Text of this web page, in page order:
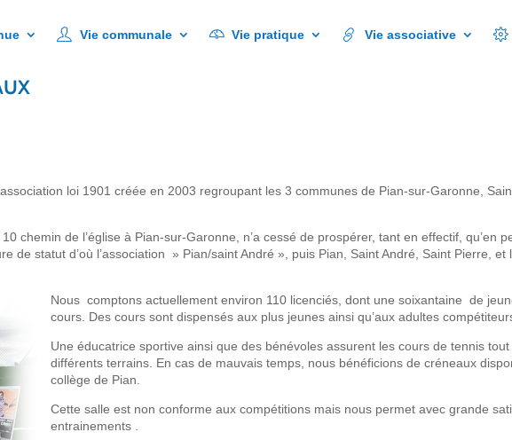
Vie communale Vie pratique Vie associative
Vie communale Vie pratique Vie associative Service
loi 1901 créée en 2003 regroupant les 3 communes de Pian-sur-Garonne,
chemin de l’église à Pian-sur-Garonne, n’a cessé de prospérer, tant en effectif, qu’en
de statut d’où l’association » Pian/saint André », puis Pian, Saint André, Saint Pierre, et
Nous comptons actuellement environ 110 licenciés, dont une soixantaine de
cours. Des cours sont dispensés aux plus jeunes ainsi qu’aux adultes
Une éducatrice sportive ainsi que des bénévoles assurent les cours de tennis
différents terrains. En cas de mauvais temps, nous bénéficions de créneaux
collège de Pian.
Cette salle est non conforme aux compétitions mais nous permet avec grande
entrainements .